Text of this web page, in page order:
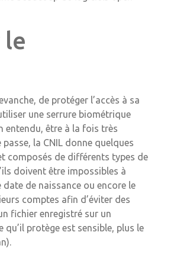
le
de protéger l’accès à sa
une serrure biométrique
entendu, être à la fois très
la CNIL donne quelques
composés de différents types de
doivent être impossibles à
de naissance ou encore le
comptes afin d’éviter des
fichier enregistré sur un
protège est sensible, plus le